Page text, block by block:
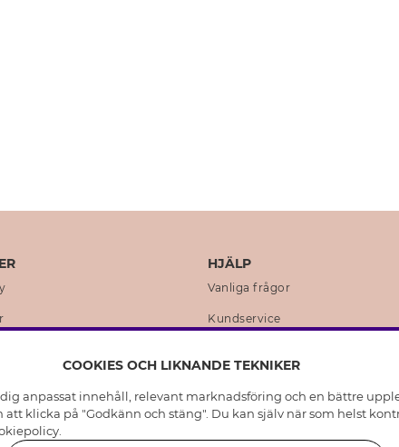
HJÄLP
Vanliga frågor
Kundservice
Skötselråd skinnhandskar
Storleksguide för ringar
COOKIES OCH LIKNANDE TEKNIKER
anpassat innehåll, relevant marknadsföring och en bättre
klicka på "Godkänn och stäng". Du kan själv när som helst